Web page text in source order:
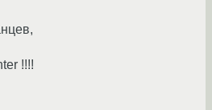
!!!!